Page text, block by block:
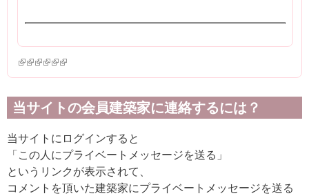
(link is external)
(link is external)
(link is external)
(link is external)
(link is external)
(link is external)
当サイトの会員建築家に連絡するには？
当サイトにログインすると
「この人にプライベートメッセージを送る」
というリンクが表示されて、
コメントを頂いた建築家にプライベートメッセージを送る